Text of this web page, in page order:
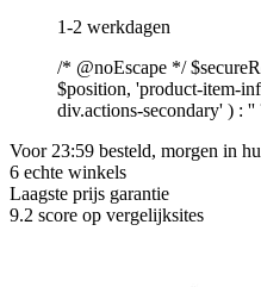
1-2 werkdagen
/* @noEscape */
$position, 'product-item-
div.actions-secondary' ) : ''
Voor 23:59 besteld, morgen in
6 echte winkels
Laagste prijs garantie
9.2 score op vergelijksites